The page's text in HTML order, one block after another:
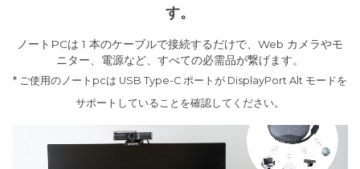
す。
ノートPCは 1 本のケーブルで接続するだけで、Web カメラやモ
ニター、電源など、すべての必需品が繋げます。
* ご使用のノートpcは USB Type-C ポートが DisplayPort Alt モードを
サポートしていることを確認してください。